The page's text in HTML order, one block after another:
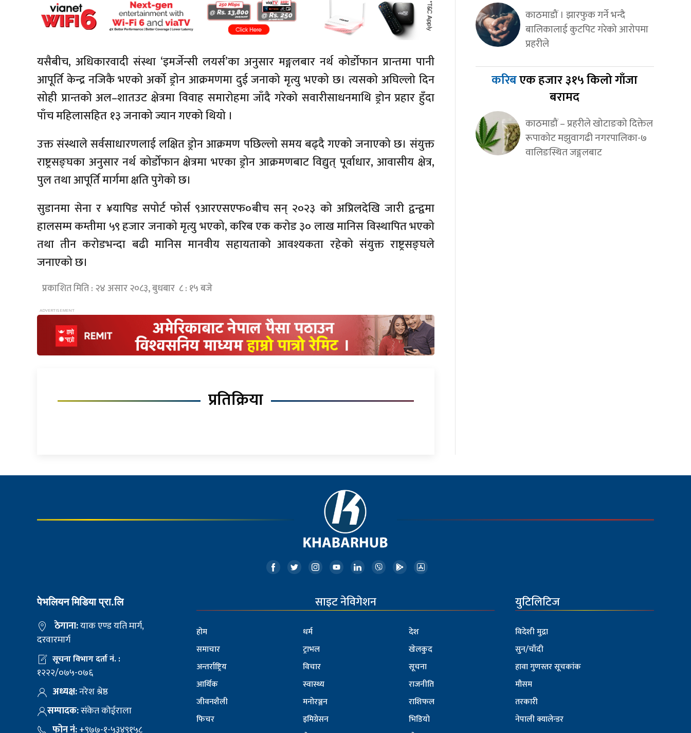
यसैबीच, अधिकारवादी संस्था ‘इमर्जेन्सी लयर्स’का अनुसार मङ्गलबार नर्थ कोर्डोफान प्रान्तमा पानी
आपूर्ति केन्द्र नजिकै भएको अर्को ड्रोन आक्रमणमा दुई जनाको मृत्यु भएको छ। त्यसको अघिल्लो दिन
सोही प्रान्तको अल–शातउट क्षेत्रमा विवाह समारोहमा जाँदै गरेको सवारीसाधनमाथि ड्रोन प्रहार हुँदा
पाँच महिलासहित १३ जनाको ज्यान गएको थियो ।
उक्त संस्थाले सर्वसाधारणलाई लक्षित ड्रोन आक्रमण पछिल्लो समय बढ्दै गएको जनाएको छ। संयुक्त
राष्ट्रसङ्घका अनुसार नर्थ कोर्डोफान क्षेत्रमा भएका ड्रोन आक्रमणबाट विद्युत् पूर्वाधार, आवासीय क्षेत्र,
पुल तथा आपूर्ति मार्गमा क्षति पुगेको छ।
सुडानमा सेना र ¥यापिड सपोर्ट फोर्स ९आरएसएफ०बीच सन् २०२३ को अप्रिलदेखि जारी द्वन्द्वमा
हालसम्म कम्तीमा ५९ हजार जनाको मृत्यु भएको, करिब एक करोड ३० लाख मानिस विस्थापित भएको
तथा तीन करोडभन्दा बढी मानिस मानवीय सहायताको आवश्यकता रहेको संयुक्त राष्ट्रसङ्घले
जनाएको छ।
प्रकाशित मिति : २४ असार २०८३, बुधबार ८ : १५ बजे
प्रतिक्रिया
काठमाडौं । झारफुक गर्ने भन्दै
बालिकालाई कुटपिट गरेको आरोपमा
प्रहरीले
करिबएक हजार ३१५ किलो गाँजा
बरामद
काठमाडौं – प्रहरीले खोटाङको दिक्तेल
रूपाकोट मझुवागढी नगरपालिका-७
वालिङस्थित जङ्गलबाट
पेभलियन मिडिया प्रा.लि
ठेगाना:याक एण्ड यति मार्ग,
दरवारमार्ग
सूचना विभाग दर्ता नं. :
१२२२/०७५-०७६
अध्यक्ष:नरेश श्रेष्ठ
सम्पादक:संकेत कोईराला
साइट नेविगेशन
होम
समाचार
अन्तर्राष्ट्रिय
आर्थिक
जीवनशैली
फिचर
धर्म
ट्राभल
विचार
स्वास्थ्य
मनोरञ्जन
इमिग्रेसन
देश
खेलकुद
सूचना
राजनीति
राशिफल
भिडियो
युटिलिटिज
विदेशी मुद्रा
सुन/चाँदी
हावा गुणस्तर सूचकांक
मौसम
तरकारी
नेपाली क्यालेन्डर